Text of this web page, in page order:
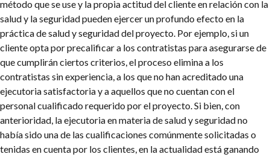
método que se use y la propia actitud del cliente en relación con la
salud y la seguridad pueden ejercer un profundo efecto en la
práctica de salud y seguridad del proyecto. Por ejemplo, si un
cliente opta por precalificar a los contratistas para asegurarse de
que cumplirán ciertos criterios, el proceso elimina a los
contratistas sin experiencia, a los que no han acreditado una
ejecutoria satisfactoria y a aquellos que no cuentan con el
personal cualificado requerido por el proyecto. Si bien, con
anterioridad, la ejecutoria en materia de salud y seguridad no
había sido una de las cualificaciones comúnmente solicitadas o
tenidas en cuenta por los clientes, en la actualidad está ganando